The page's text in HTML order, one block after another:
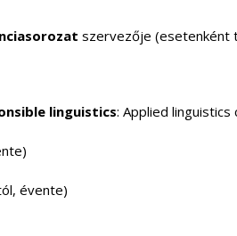
szervezője (esetenként
linguistics: Applied
évente)